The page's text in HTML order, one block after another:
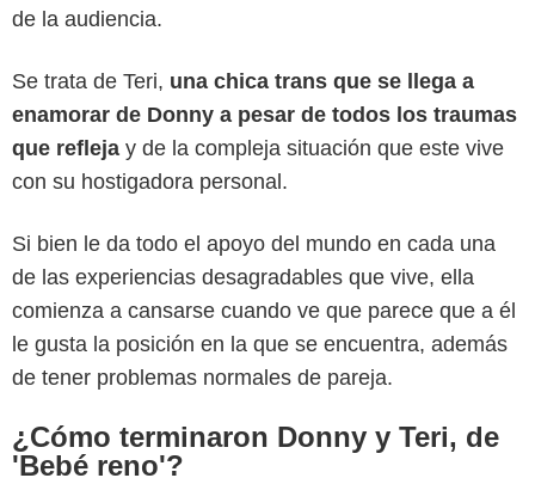
de la audiencia.
Se trata de Teri, una chica trans que se llega a
enamorar de Donny a pesar de todos los traumas
que refleja y de la compleja situación que este vive
con su hostigadora personal.
Si bien le da todo el apoyo del mundo en cada una
de las experiencias desagradables que vive, ella
comienza a cansarse cuando ve que parece que a él
le gusta la posición en la que se encuentra, además
de tener problemas normales de pareja.
¿Cómo terminaron Donny y Teri, de
'Bebé reno'?
Netflix